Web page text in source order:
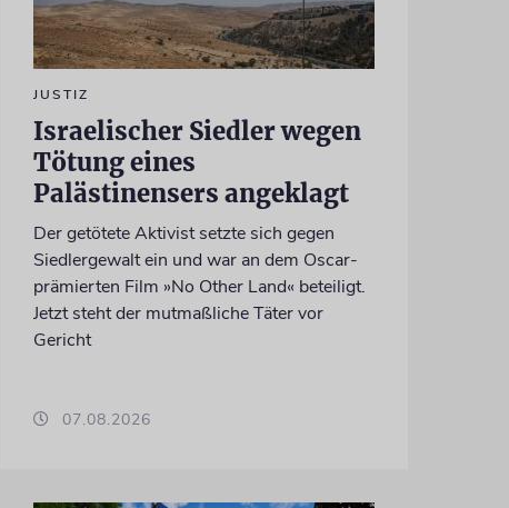
JUSTIZ
Israelischer Siedler wegen
Tötung eines
Palästinensers angeklagt
Der getötete Aktivist setzte sich gegen
Siedlergewalt ein und war an dem Oscar-
prämierten Film »No Other Land« beteiligt.
Jetzt steht der mutmaßliche Täter vor
Gericht
07.08.2026